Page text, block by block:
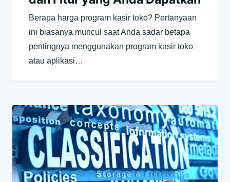
Berapa harga program kasir toko? Pertanyaan
ini biasanya muncul saat Anda sadar betapa
pentingnya menggunakan program kasir toko
atau aplikasi…